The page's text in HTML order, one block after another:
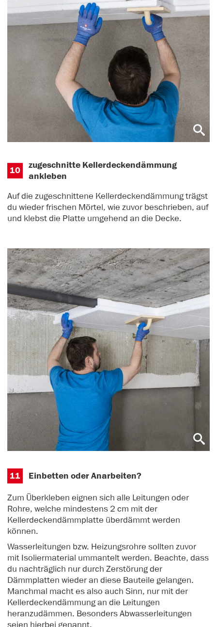
10
zugeschnitte Kellerdeckendämmung
ankleben
Auf die zugeschnittene Kellerdeckendämmung trägst
du wieder frischen Mörtel, wie zuvor beschrieben, auf
und klebst die Platte umgehend an die Decke.
11 Einbetten oder Anarbeiten?
Zum Überkleben eignen sich alle Leitungen oder
Rohre, welche mindestens 2 cm mit der
Kellerdeckendämmplatte überdämmt werden
können.
Wasserleitungen bzw. Heizungsrohre sollten zuvor
mit Isoliermaterial ummantelt werden. Beachte, dass
du nachträglich nur durch Zerstörung der
Dämmplatten wieder an diese Bauteile gelangen.
Manchmal macht es also auch Sinn, nur mit der
Kellerdeckendämmung an die Leitungen
heranzudämmen. Besonders Abwasserleitungen
seien hierbei genannt.